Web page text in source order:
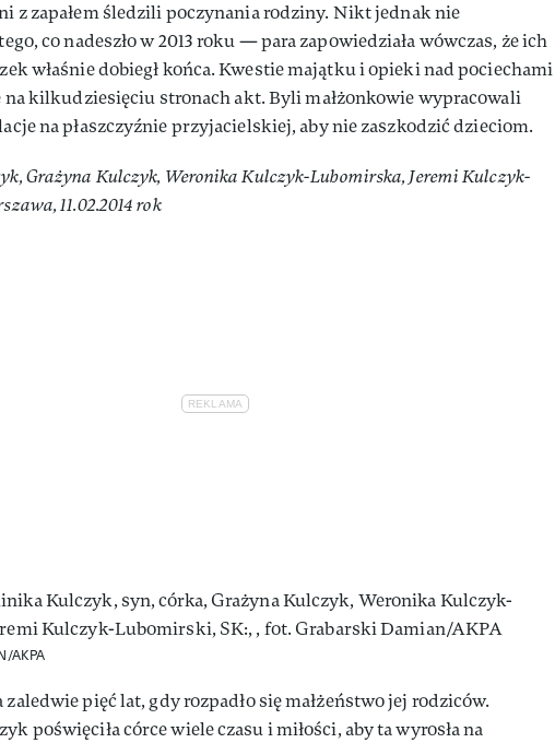
z zapałem śledzili poczynania rodziny. Nikt jednak nie
co nadeszło w 2013 roku — para zapowiedziała wówczas, że ich
właśnie dobiegł końca. Kwestie majątku i opieki nad pociechami
na kilkudziesięciu stronach akt. Byli małżonkowie wypracowali
na płaszczyźnie przyjacielskiej, aby nie zaszkodzić dzieciom.
Grażyna Kulczyk, Weronika Kulczyk-Lubomirska, Jeremi Kulczyk-
11.02.2014 rok
AKPA
zaledwie pięć lat, gdy rozpadło się małżeństwo jej rodziców.
poświęciła córce wiele czasu i miłości, aby ta wyrosła na